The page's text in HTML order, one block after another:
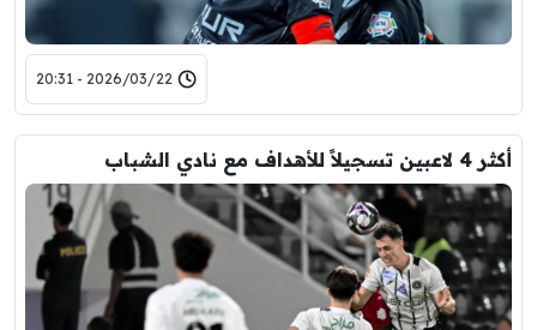
2026/03/22 - 20:31
أكثر 4 لاعبين تسجيلاً للأهداف مع نادي الشباب